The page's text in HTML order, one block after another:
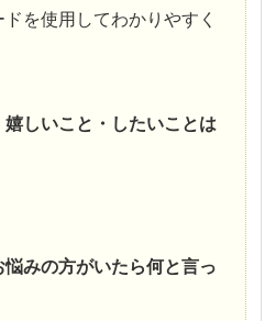
を使用してわかりやすく
しいこと・したいことは
みの方がいたら何と言っ